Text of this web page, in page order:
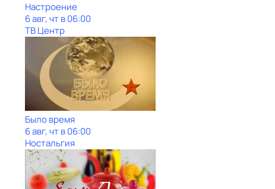
Настроение
6 авг, чт в 06:00
ТВ Центр
Было время
6 авг, чт в 06:00
Ностальгия